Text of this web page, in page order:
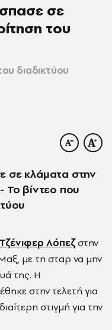
σε
του
διαδικτύου
σε κλάματα στην
Το βίντεο που
Τζένιφερ Λόπεζστην
με τη σταρ να μην
της. Η
στην τελετή για
στιγμή για την